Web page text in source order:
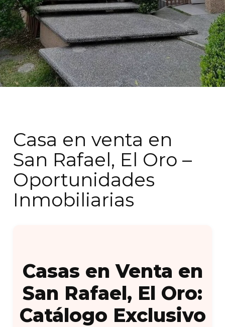
Casa en venta en
San Rafael, El Oro –
Oportunidades
Inmobiliarias
Casas en Venta en
San Rafael, El Oro:
Catálogo Exclusivo